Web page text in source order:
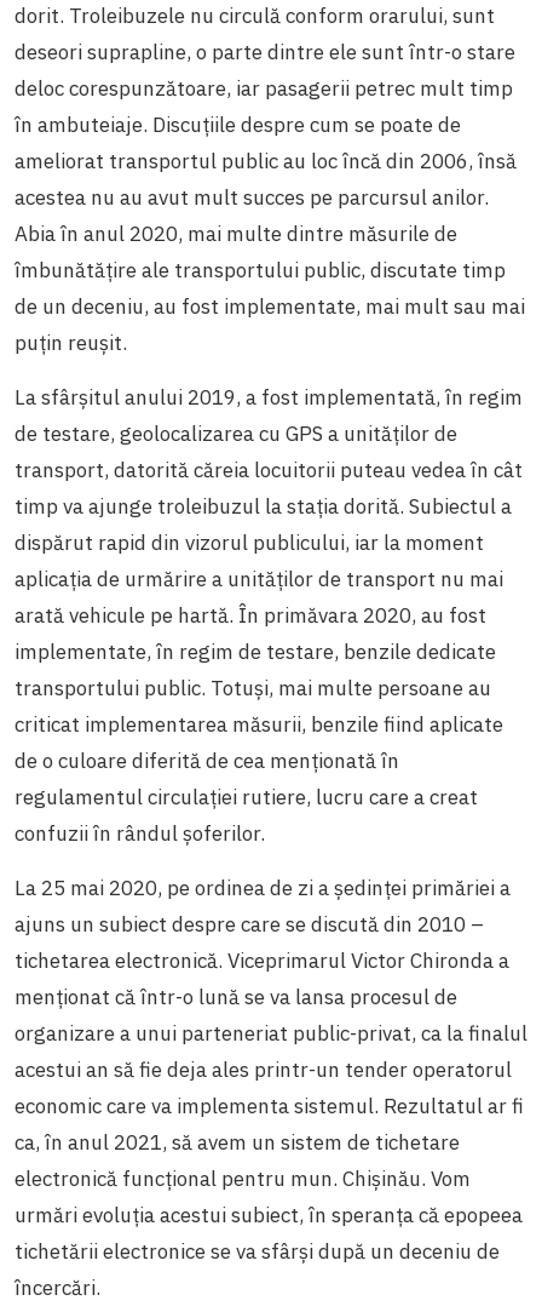
dorit. Troleibuzele nu circulă conform orarului, sunt
deseori suprapline, o parte dintre ele sunt într-o stare
deloc corespunzătoare, iar pasagerii petrec mult timp
în ambuteiaje. Discuțiile despre cum se poate de
ameliorat transportul public au loc încă din 2006, însă
acestea nu au avut mult succes pe parcursul anilor.
Abia în anul 2020, mai multe dintre măsurile de
îmbunătățire ale transportului public, discutate timp
de un deceniu, au fost implementate, mai mult sau mai
puțin reușit.
La sfârșitul anului 2019, a fost implementată, în regim
de testare, geolocalizarea cu GPS a unităților de
transport, datorită căreia locuitorii puteau vedea în cât
timp va ajunge troleibuzul la stația dorită. Subiectul a
dispărut rapid din vizorul publicului, iar la moment
aplicația de urmărire a unităților de transport nu mai
arată vehicule pe hartă. În primăvara 2020, au fost
implementate, în regim de testare, benzile dedicate
transportului public. Totuși, mai multe persoane au
criticat implementarea măsurii, benzile fiind aplicate
de o culoare diferită de cea menționată în
regulamentul circulației rutiere, lucru care a creat
confuzii în rândul șoferilor.
La 25 mai 2020, pe ordinea de zi a ședinței primăriei a
ajuns un subiect despre care se discută din 2010 –
tichetarea electronică. Viceprimarul Victor Chironda a
menționat că într-o lună se va lansa procesul de
organizare a unui parteneriat public-privat, ca la finalul
acestui an să fie deja ales printr-un tender operatorul
economic care va implementa sistemul. Rezultatul ar fi
ca, în anul 2021, să avem un sistem de tichetare
electronică funcțional pentru mun. Chișinău. Vom
urmări evoluția acestui subiect, în speranța că epopeea
tichetării electronice se va sfârși după un deceniu de
încercări.